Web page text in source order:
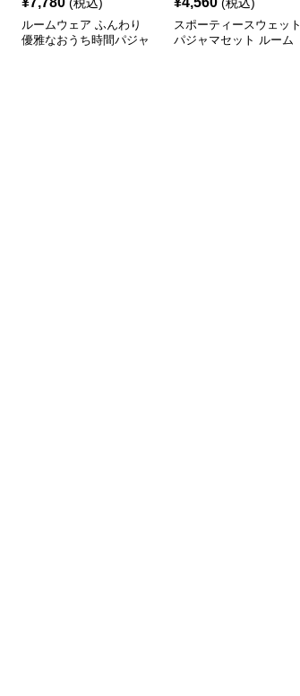
ルームウェア ふんわり
優雅なおうち時間パジャ
スポーティースウェット
パジャマセット ルーム